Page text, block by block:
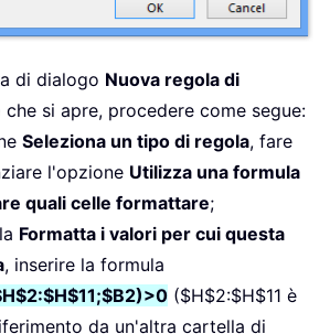
di dialogo Nuova regola di
che si apre, procedere come segue:
Seleziona un tipo di regola, fare
l'opzione Utilizza una formula
quali celle formattare;
Formatta i valori per cui questa
, inserire la formula
($H$2:$H$11 è
da un'altra cartella di